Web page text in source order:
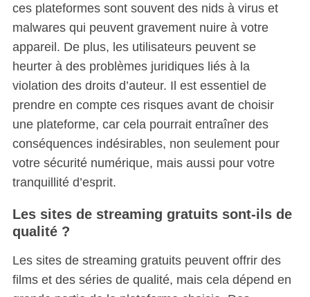
ces plateformes sont souvent des nids à virus et
malwares qui peuvent gravement nuire à votre
appareil. De plus, les utilisateurs peuvent se
heurter à des problèmes juridiques liés à la
violation des droits d’auteur. Il est essentiel de
prendre en compte ces risques avant de choisir
une plateforme, car cela pourrait entraîner des
conséquences indésirables, non seulement pour
votre sécurité numérique, mais aussi pour votre
tranquillité d’esprit.
Les sites de streaming gratuits sont-ils de
qualité ?
Les sites de streaming gratuits peuvent offrir des
films et des séries de qualité, mais cela dépend en